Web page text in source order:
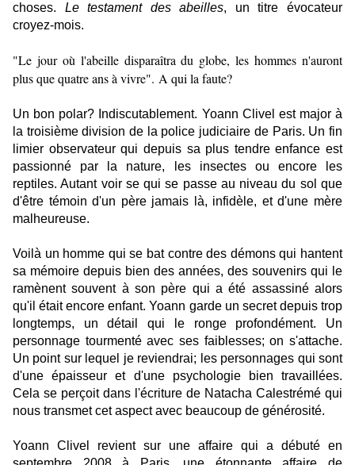
choses. Le testament des abeilles, un titre évocateur
croyez-mois.
"Le jour où l'abeille disparaîtra du globe, les hommes n'auront
plus que quatre ans à vivre". A qui la faute?
Un bon polar? Indiscutablement. Yoann Clivel est major à
la troisième division de la police judiciaire de Paris. Un fin
limier observateur qui depuis sa plus tendre enfance est
passionné par la nature, les insectes ou encore les
reptiles. Autant voir se qui se passe au niveau du sol que
d'être témoin d'un père jamais là, infidèle, et d'une mère
malheureuse.
Voilà un homme qui se bat contre des démons qui hantent
sa mémoire depuis bien des années, des souvenirs qui le
ramènent souvent à son père qui a été assassiné alors
qu'il était encore enfant. Yoann garde un secret depuis trop
longtemps, un détail qui le ronge profondément. Un
personnage tourmenté avec ses faiblesses; on s'attache.
Un point sur lequel je reviendrai; les personnages qui sont
d'une épaisseur et d'une psychologie bien travaillées.
Cela se perçoit dans l'écriture de Natacha Calestrémé qui
nous transmet cet aspect avec beaucoup de générosité.
Yoann Clivel revient sur une affaire qui a débuté en